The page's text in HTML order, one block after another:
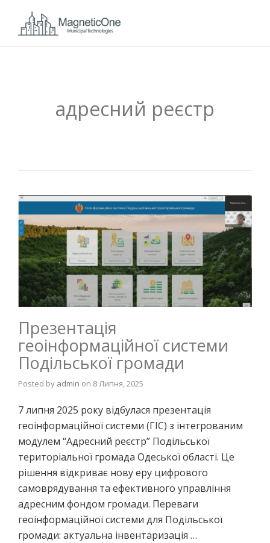
адресний реєстр
Презентація
геоінформаційної системи
Подільської громади
Posted by admin on 8 Липня, 2025
7 липня 2025 року відбулася презентація
геоінформаційної системи (ГІС) з інтегрованим
модулем “Адресний реєстр” Подільської
територіальної громада Одеської області. Це
рішення відкриває нову еру цифрового
самоврядування та ефективного управління
адресним фондом громади. Переваги
геоінформаційної системи для Подільської
громади: актуальна інвентаризація …